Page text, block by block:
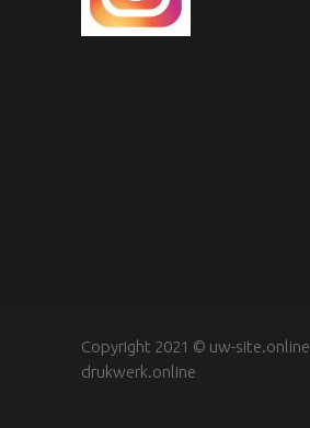
Copyright 2021 © uw-site.online
drukwerk.online